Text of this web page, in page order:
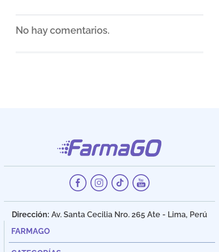
No hay comentarios.
Dirección: Av. Santa Cecilia Nro. 265 Ate - Lima, Perú
FARMAGO